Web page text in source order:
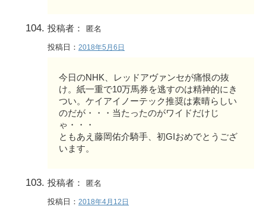
投稿者： 匿名
投稿日： 2018年5月6日
今日のNHK、レッドアヴァンセが痛恨の抜
け。紙一重で10万馬券を逃すのは精神的にき
つい。ケイアイノーテック推奨は素晴らしい
のだが・・・当たったのがワイドだけじ
ゃ・・・
ともあえ藤岡佑介騎手、初GIおめでとうござ
います。
投稿者： 匿名
投稿日： 2018年4月12日